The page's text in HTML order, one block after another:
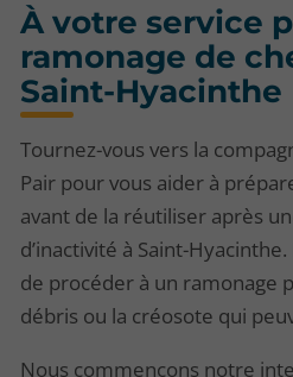
À votre service
ramonage de
Saint-Hyacinthe
Tournez-vous vers la
Pair pour vous aider à
avant de la réutiliser après
d’inactivité à Saint-
de procéder à un ramonage
débris ou la créosote qui
Nous commençons notre